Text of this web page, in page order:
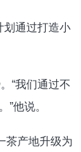
划通过打造小
“我们通过不
他说。
茶产地升级为